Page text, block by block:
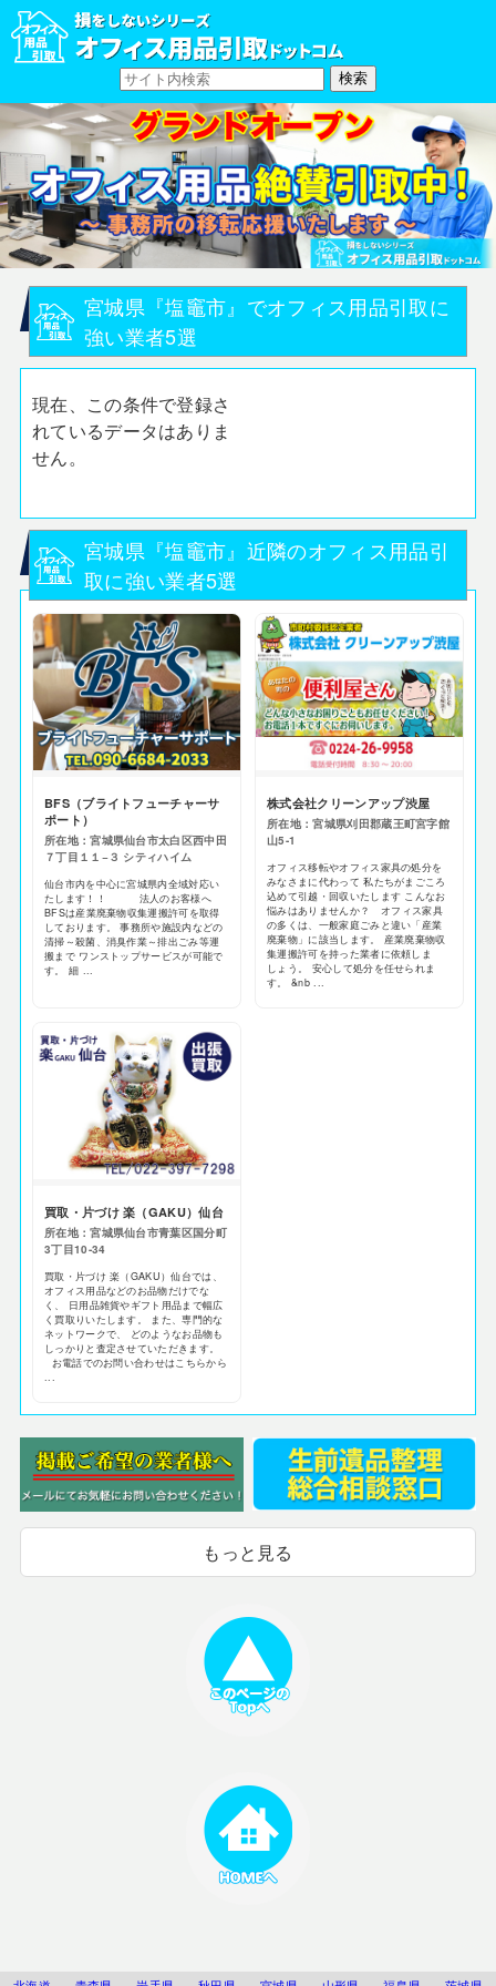
宮城県『塩竈市』でオフィス用品引取に
強い業者5選
現在、この条件で登録さ
れているデータはありま
せん。
宮城県『塩竈市』近隣のオフィス用品引
取に強い業者5選
BFS（ブライトフューチャーサ
ポート）
所在地：宮城県仙台市太白区西中田
７丁目１１−３ シティハイム
仙台市内を中心に宮城県内全域対応い
たします！！ 法人のお客様へ
BFSは産業廃棄物収集運搬許可を取得
しております。 事務所や施設内などの
清掃～殺菌、消臭作業～排出ごみ等運
搬まで ワンストップサービスが可能で
す。 細 ...
株式会社クリーンアップ渋屋
所在地：宮城県刈田郡蔵王町宮字館
山5-1
オフィス移転やオフィス家具の処分を
みなさまに代わって 私たちがまごころ
込めて引越・回収いたします こんなお
悩みはありませんか？ オフィス家具
の多くは、一般家庭ごみと違い「産業
廃棄物」に該当します。 産業廃棄物収
集運搬許可を持った業者に依頼しま
しょう。 安心して処分を任せられま
す。 &nb ...
買取・片づけ 楽（GAKU）仙台
所在地：宮城県仙台市青葉区国分町
3丁目10-34
買取・片づけ 楽（GAKU）仙台では、
オフィス用品などのお品物だけでな
く、 日用品雑貨やギフト用品まで幅広
く買取りいたします。 また、専門的な
ネットワークで、 どのようなお品物も
しっかりと査定させていただきます。
お電話でのお問い合わせはこちらから
...
もっと見る